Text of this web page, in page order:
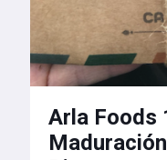
Arla Foods